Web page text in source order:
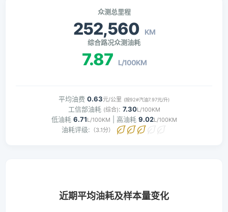
众测总里程
252,560 KM
综合路况众测油耗
7.87 L/100KM
平均油费 0.63元/公里 (按92#汽油7.97元/升)
工信部油耗 (综合): 7.30L/100KM
低油耗 6.71L/100KM | 高油耗 9.02L/100KM
油耗评级: （3.1分）